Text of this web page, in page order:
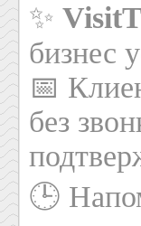
✨
бизнес
📅
без
🕒